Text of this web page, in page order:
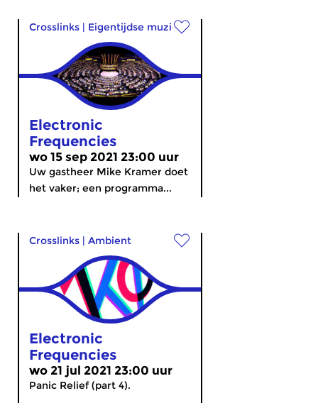
Crosslinks | Eigentijdse muziek
Electronic
Frequencies
wo 15 sep 2021 23:00 uur
Uw gastheer Mike Kramer doet
het vaker; een programma...
Crosslinks | Ambient
Electronic
Frequencies
wo 21 jul 2021 23:00 uur
Panic Relief (part 4).